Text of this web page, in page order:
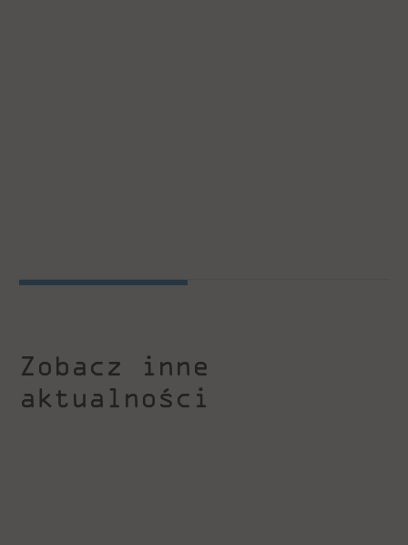
Zobacz inne
aktualności